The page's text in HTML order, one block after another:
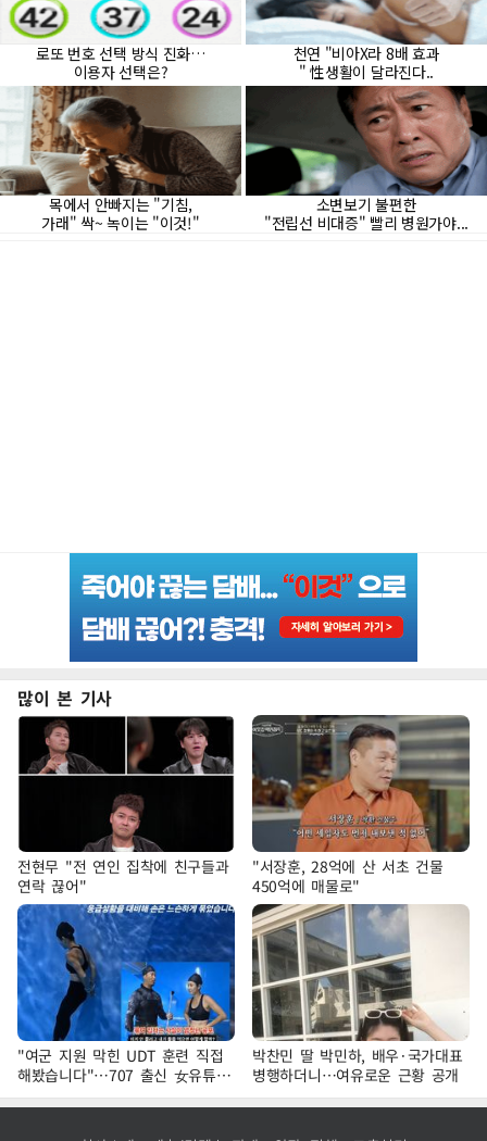
많이 본 기사
전현무 "전 연인 집착에 친구들과
연락 끊어"
"서장훈, 28억에 산 서초 건물
450억에 매물로"
"여군 지원 막힌 UDT 훈련 직접
해봤습니다"…707 출신 女유튜버
'완벽 소화'
박찬민 딸 박민하, 배우·국가대표
병행하더니…여유로운 근황 공개